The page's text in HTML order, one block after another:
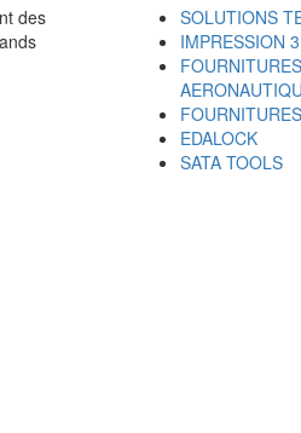
des
SOLUTIONS
IMPRESSION
FOURNITURES
EDALOCK
SATA TOOLS